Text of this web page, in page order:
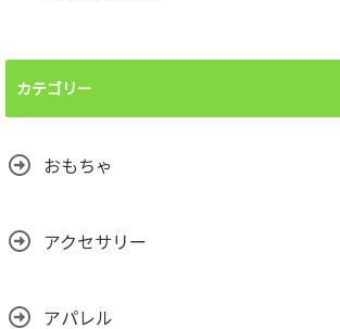
カテゴリー
おもちゃ
アクセサリー
アパレル